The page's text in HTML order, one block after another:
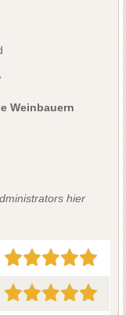
Weinbauern
hier